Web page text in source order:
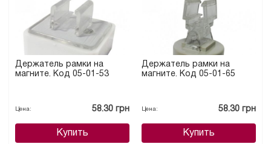
Держатель рамки на
магните. Код 05-01-53
Цена: 58.30 грн
Купить
Держатель рамки на
магните. Код 05-01-65
Цена: 58.30 грн
Купить